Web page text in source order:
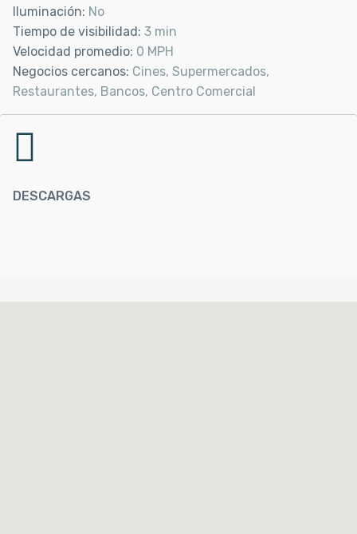
Iluminación: No
Tiempo de visibilidad: 3 min
Velocidad promedio: 0 MPH
Negocios cercanos: Cines, Supermercados,
Restaurantes, Bancos, Centro Comercial
DESCARGAS